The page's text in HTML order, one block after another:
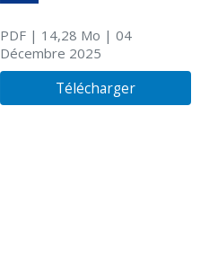
PDF| 14,28 Mo | 04
Décembre 2025
Télécharger